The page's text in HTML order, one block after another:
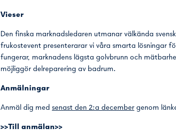
Vieser
Den finska marknadsledaren utmanar välkända
frukostevent presenterarar vi våra smarta lösningar
fungerar, marknadens lägsta golvbrunn och
möjliggör delreparering av badrum.
Anmälningar
Anmäl dig med senast den 2:a december genom
>>Till anmälan>>